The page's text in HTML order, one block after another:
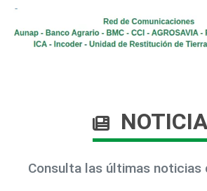
Consulta las últimas noticias